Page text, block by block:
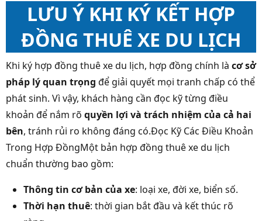
LƯU Ý KHI KÝ KẾT HỢP
ĐỒNG THUÊ XE DU LỊCH
Khi ký hợp đồng thuê xe du lịch, hợp đồng chính là cơ sở
pháp lý quan trọng để giải quyết mọi tranh chấp có thể
phát sinh. Vì vậy, khách hàng cần đọc kỹ từng điều
khoản để nắm rõ quyền lợi và trách nhiệm của cả hai
bên, tránh rủi ro không đáng có.Đọc Kỹ Các Điều Khoản
Trong Hợp ĐồngMột bản hợp đồng thuê xe du lịch
chuẩn thường bao gồm:
Thông tin cơ bản của xe: loại xe, đời xe, biển số.
Thời hạn thuê: thời gian bắt đầu và kết thúc rõ